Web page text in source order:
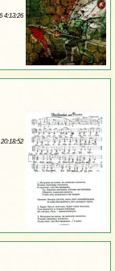
4:13:26